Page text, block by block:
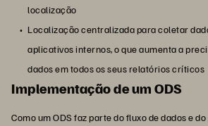
localização
Localização centralizada para coletar
aplicativos internos, o que aumenta a
dados em todos os seus relatórios críticos
Implementação de um ODS
Como um ODS faz parte do fluxo de dados e